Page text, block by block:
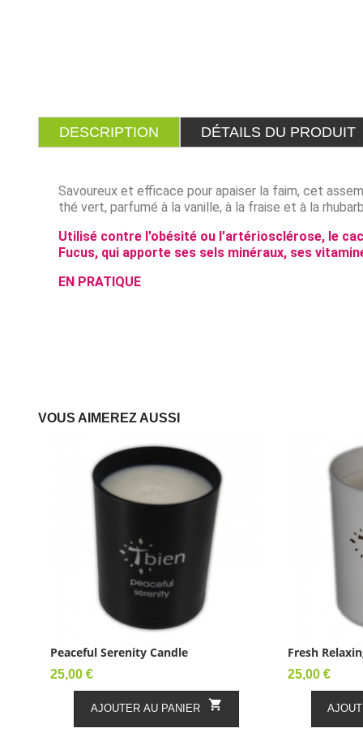
DESCRIPTION DÉTAILS DU PRODUIT
Savoureux et efficace pour apaiser la faim, cet
thé vert, parfumé à la vanille, à la fraise et à la
Utilisé contre l’obésité ou l’artériosclérose, le
Fucus, qui apporte ses sels minéraux, ses
EN PRATIQUE
VOUS AIMEREZ AUSSI
Peaceful Serenity Candle
Prix
25,00 €
AJOUTER AU PANIER 
Fresh
Prix
25,00 €